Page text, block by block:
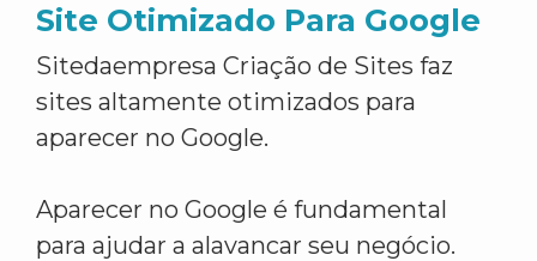
Site Otimizado Para Google
Sitedaempresa Criação de Sites faz
sites altamente otimizados para
aparecer no Google.
Aparecer no Google é fundamental
para ajudar a alavancar seu negócio.